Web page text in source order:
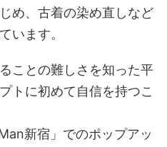
め、古着の染め直しなど
います。
ことの難しさを知った平
トに初めて自信を持つこ
新宿」でのポップアッ